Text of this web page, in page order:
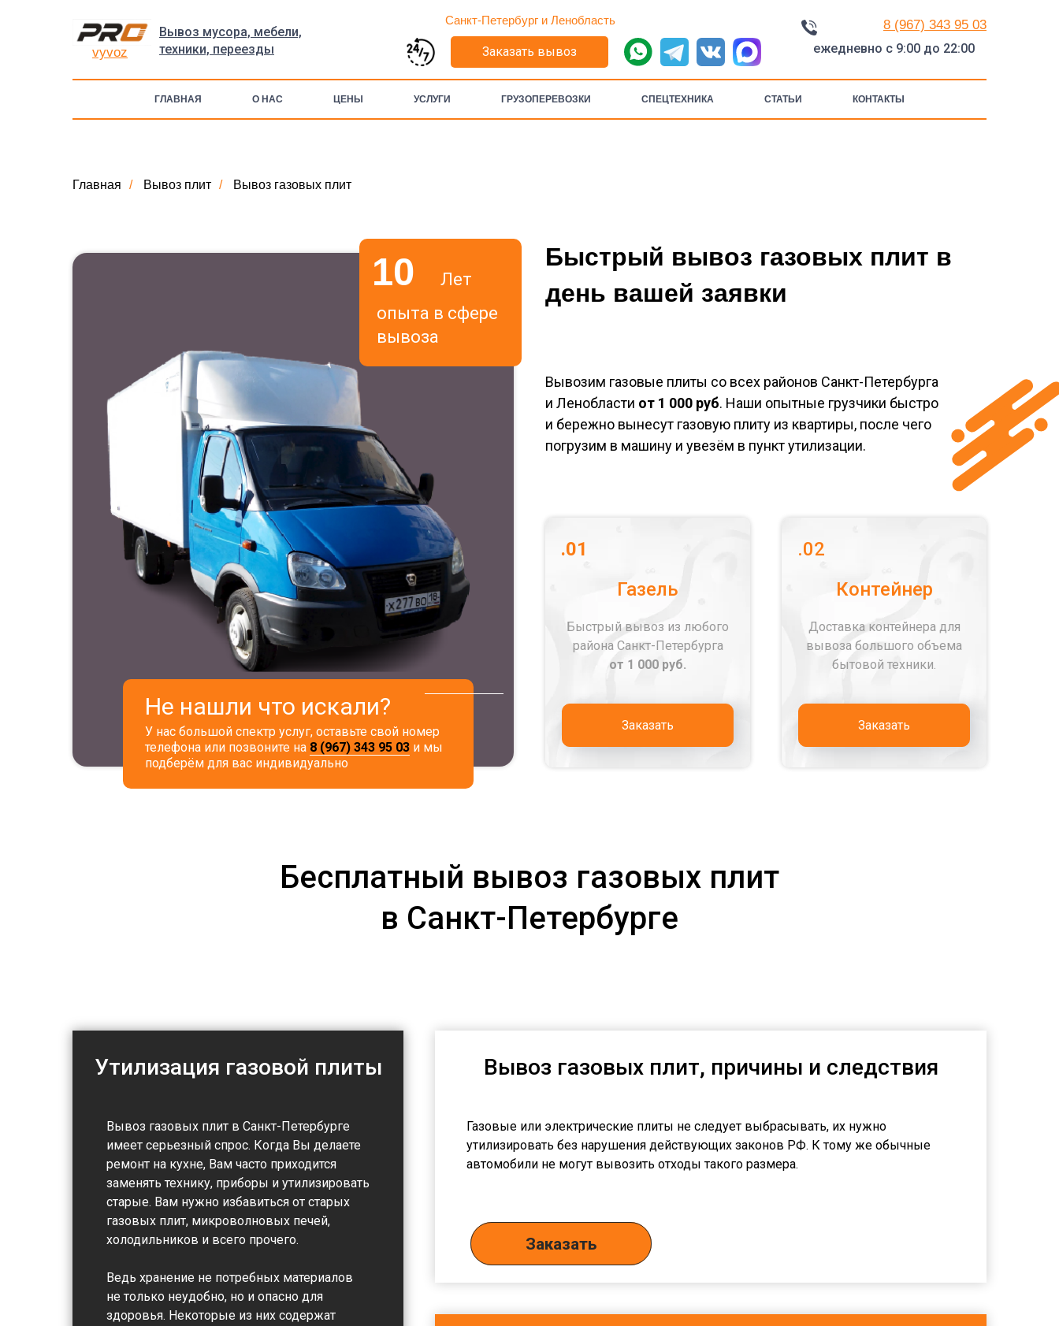
vyvoz
Вывоз мусора, мебели,
техники, переезды
Санкт-Петербург и Ленобласть
Заказать вывоз
8 (967) 343 95 03
ежедневно с 9:00 до 22:00
ГЛАВНАЯ О НАС ЦЕНЫ УСЛУГИ ГРУЗОПЕРЕВОЗКИ СПЕЦТЕХНИКА СТАТЬИ КОНТАКТЫ
Главная / Вывоз плит / Вывоз газовых плит
.01
Газель
Быстрый вывоз из любого
района Санкт-Петербурга
от 1 000 руб.
.02
Контейнер
Доставка контейнера для
вывоза большого объема
бытовой техники.
Быстрый вывоз газовых плит в
день вашей заявки
Вывозим газовые плиты со всех районов Санкт-Петербурга
и Ленобласти от 1 000 руб. Наши опытные грузчики быстро
и бережно вынесут газовую плиту из квартиры, после чего
погрузим в машину и увезём в пункт утилизации.
Заказать Заказать
10
Не нашли что искали?
У нас большой спектр услуг, оставьте свой номер
телефона или позвоните на 8 (967) 343 95 03 и мы
подберём для вас индивидуально
Лет
опыта в сфере
вывоза
Бесплатный вывоз газовых плит
в Санкт-Петербурге
Утилизация газовой плиты
Вывоз газовых плит в Санкт-Петербурге
имеет серьезный спрос. Когда Вы делаете
ремонт на кухне, Вам часто приходится
заменять технику, приборы и утилизировать
старые. Вам нужно избавиться от старых
газовых плит, микроволновых печей,
холодильников и всего прочего.
Ведь хранение не потребных материалов
не только неудобно, но и опасно для
здоровья. Некоторые из них содержат
Вывоз газовых плит, причины и следствия
Газовые или электрические плиты не следует выбрасывать, их нужно
утилизировать без нарушения действующих законов РФ. К тому же обычные
автомобили не могут вывозить отходы такого размера.
Заказать